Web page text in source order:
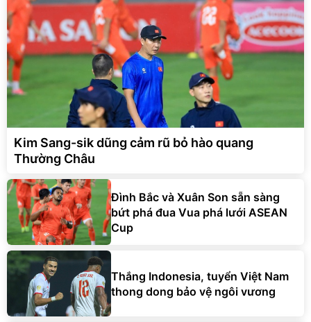
Kim Sang-sik dũng cảm rũ bỏ hào quang
Thường Châu
Đình Bắc và Xuân Son sẵn sàng
bứt phá đua Vua phá lưới ASEAN
Cup
Thắng Indonesia, tuyển Việt Nam
thong dong bảo vệ ngôi vương